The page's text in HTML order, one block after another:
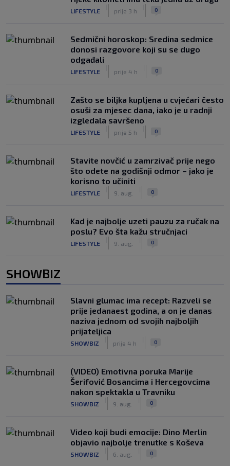
LIFESTYLE prije 3 h 0
Sedmični horoskop: Sredina sedmice
donosi razgovore koji su se dugo
odgađali
LIFESTYLE prije 4 h 0
Zašto se biljka kupljena u cvjećari često
osuši za mjesec dana, iako je u radnji
izgledala savršeno
LIFESTYLE prije 5 h 0
Stavite novčić u zamrzivač prije nego
što odete na godišnji odmor – jako je
korisno to učiniti
LIFESTYLE 9. aug. 0
Kad je najbolje uzeti pauzu za ručak na
poslu? Evo šta kažu stručnjaci
LIFESTYLE 9. aug. 0
SHOWBIZ
Slavni glumac ima recept: Razveli se
prije jedanaest godina, a on je danas
naziva jednom od svojih najboljih
prijateljica
SHOWBIZ prije 4 h 0
(VIDEO) Emotivna poruka Marije
Šerifović Bosancima i Hercegovcima
nakon spektakla u Travniku
SHOWBIZ 9. aug. 0
Video koji budi emocije: Dino Merlin
objavio najbolje trenutke s Koševa
SHOWBIZ 6. aug. 0